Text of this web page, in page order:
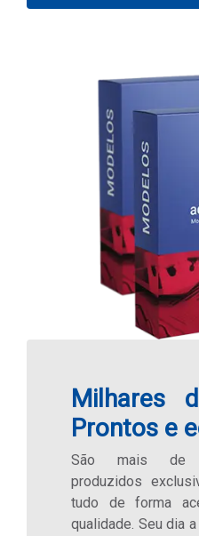
Milhares
Prontos e
São mais de
produzidos
tudo de forma
qualidade. Seu dia